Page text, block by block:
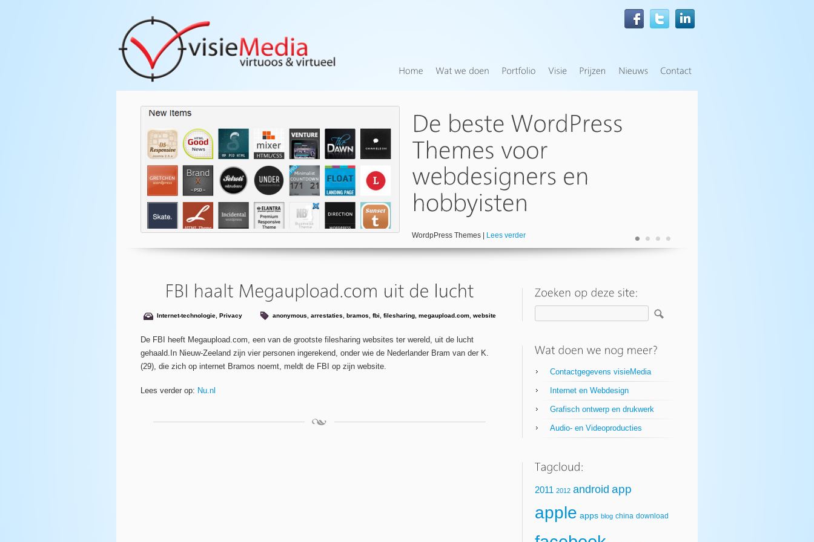
WordpPress Themes | Lees verder • • • •
Internet-technologie, Privacy anonymous arrestaties bramos fbi filesharing, megaupload.com, website
De FBI heeft Megaupload.com, een van de grootste filesharing websites ter wereld, uit de lucht
gehaald.In Nieuw-Zeeland zijn vier personen ingerekend, onder wie de Nederlander Bram van der K.
(29), die zich op internet Bramos noemt, meldt de FBI op zijn website.
Lees verder op: Nu.nl
Contactgegevens visieMedia
Internet en Webdesign
Grafisch ontwerp en drukwerk
Audio- en Videoproducties
2011 2012 android app
apple apps blog china download